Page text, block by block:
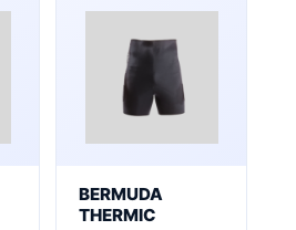
BERMUDA
THERMIC